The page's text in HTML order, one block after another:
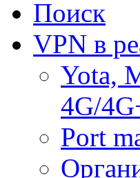
Поиск
VPN в
Yota,
4G/
Port